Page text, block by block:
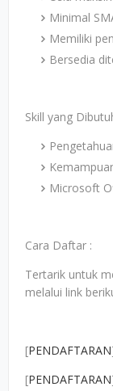
Minimal
Memiliki
Bersedia
Skill yang
Microsoft
Cara Daftar :
Tertarik untuk
melalui link
[PENDAFTARAN
[PENDAFTARAN